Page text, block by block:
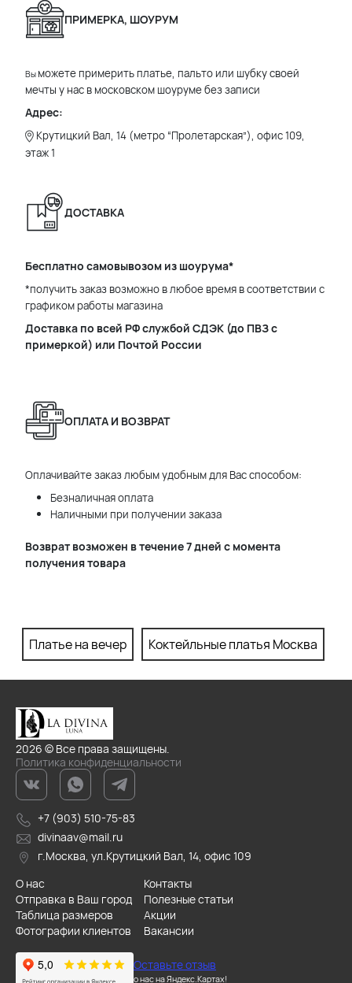
ПРИМЕРКА, ШОУРУМ
Вы можете примерить платье, пальто или шубку своей
мечты у нас в московском шоуруме без записи
Адрес:
Крутицкий Вал, 14 (метро “Пролетарская”), офис 109,
этаж 1
ДОСТАВКА
Бесплатно самовывозом из шоурума*
*получить заказ возможно в любое время в соответствии с
графиком работы магазина
Доставка по всей РФ службой СДЭК (до ПВЗ с
примеркой) или Почтой России
ОПЛАТА И ВОЗВРАТ
Оплачивайте заказ любым удобным для Вас способом:
Безналичная оплата
Наличными при получении заказа
Возврат возможен в течение 7 дней с момента
получения товара
Платье на вечер Коктейльные платья Москва
2026 © Все права защищены.
Политика конфиденциальности
+7 (903) 510-75-83
divinaav@mail.ru
г.Москва, ул.Крутицкий Вал, 14, офис 109
О нас
Контакты
Отправка в Ваш город
Полезные статьи
Таблица размеров
Акции
Фотографии клиентов
Вакансии
Оставьте отзыв
о нас на Яндекс.Картах!